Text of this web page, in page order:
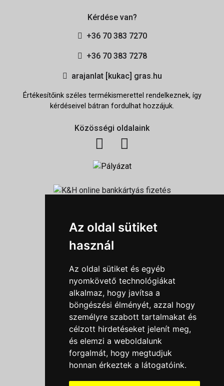
Az oldal sütiket
használ
Az oldal sütiket és egyéb
nyomkövető technológiákat
alkalmaz, hogy javítsa a
böngészési élményét, azzal hogy
személyre szabott tartalmakat és
célzott hirdetéseket jelenít meg,
és elemzi a weboldalunk
forgalmát, hogy megtudjuk
honnan érkeztek a látogatóink.
Kérdése van?
+36 70 383 7270
+36 70 383 7278
arajanlat [kukac] gras.hu
Értékesítőink széles termékismerettel rendelkeznek, így
kérdéseivel bátran fordulhat hozzájuk.
Közösségi oldalaink
Információk
Általános szerződési feltételek
Impresszum
Nyereményjáték szabály
Outlet nap nyereményjáték szabályzat
Süti beállítások
Menü
Ajánlatkérés
Szakmai tippek / Újdonságok
Kapcsolat